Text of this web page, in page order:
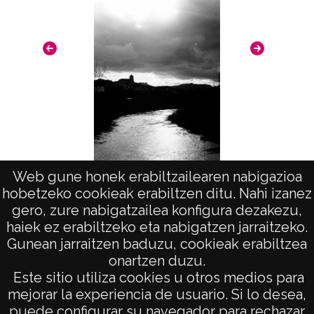
Web gune honek erabiltzailearen nabigazioa
hobetzeko cookieak erabiltzen ditu. Nahi izanez
gero, zure nabigatzailea konfigura dezakezu,
haiek ez erabiltzeko eta nabigatzen jarraitzeko.
Gunean jarraitzen baduzu, cookieak erabiltzea
onartzen duzu.
Este sitio utiliza cookies u otros medios para
mejorar la experiencia de usuario. Si lo desea,
Nº de identificación: 13433 Duplicado del
negativo: 2786 Duplicado del; positivo:
2786;
Signaturas: Copia digital: ATHA-DAF-GUE-
13433 ; Duplicado del positivo: ATHA-DAF-
GUE-2786 ; Duplicado del negativo: ATHA-
DAF-GUE-2786;
CC BY-NC-SA 4.0
Río Ega (SANTA CRUZ DE CAMPEZO)
AVISO LEGAL
POLÍTICA DE PRIVACIDAD